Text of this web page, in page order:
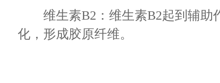
维生素B2：维生素B2起到辅助
化，形成胶原纤维。